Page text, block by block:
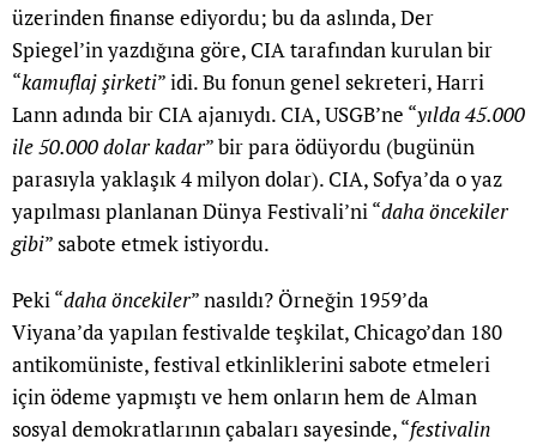
üzerinden finanse ediyordu; bu da aslında, Der
Spiegel’in yazdığına göre, CIA tarafından kurulan bir
“kamuflaj şirketi” idi. Bu fonun genel sekreteri, Harri
Lann adında bir CIA ajanıydı. CIA, USGB’ne “yılda 45.000
ile 50.000 dolar kadar” bir para ödüyordu (bugünün
parasıyla yaklaşık 4 milyon dolar). CIA, Sofya’da o yaz
yapılması planlanan Dünya Festivali’ni “daha öncekiler
gibi” sabote etmek istiyordu.
Peki “daha öncekiler” nasıldı? Örneğin 1959’da
Viyana’da yapılan festivalde teşkilat, Chicago’dan 180
antikomüniste, festival etkinliklerini sabote etmeleri
için ödeme yapmıştı ve hem onların hem de Alman
sosyal demokratlarının çabaları sayesinde, “festivalin